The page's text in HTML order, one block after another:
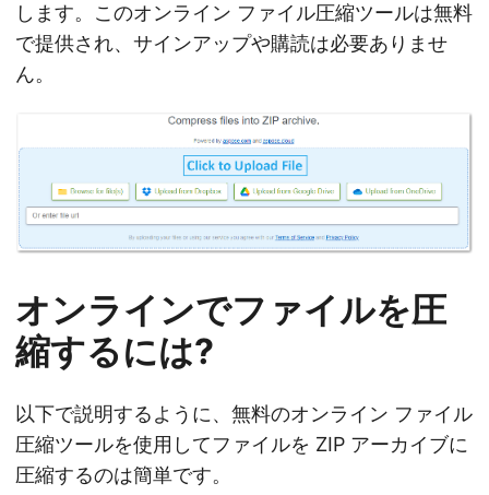
します。このオンライン ファイル圧縮ツールは無料
で提供され、サインアップや購読は必要ありませ
ん。
オンラインでファイルを圧
縮するには?
以下で説明するように、無料のオンライン ファイル
圧縮ツールを使用してファイルを ZIP アーカイブに
圧縮するのは簡単です。